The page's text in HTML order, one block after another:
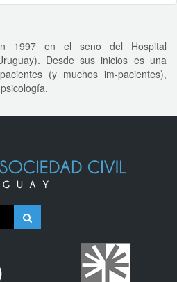
1997 en el seno del Hospital
Desde sus inicios es una
(y muchos im-pacientes),